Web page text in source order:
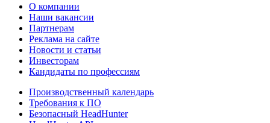
О компании
Наши вакансии
Партнерам
Реклама на сайте
Новости и статьи
Инвесторам
Кандидаты по профессиям
Производственный календарь
Требования к ПО
Безопасный HeadHunter